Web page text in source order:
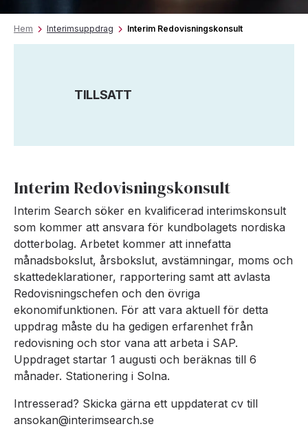
Hem Interimsuppdrag Interim Redovisningskonsult
TILLSATT
Interim Redovisningskonsult
Interim Search söker en kvalificerad interimskonsult
som kommer att ansvara för kundbolagets nordiska
dotterbolag. Arbetet kommer att innefatta
månadsbokslut, årsbokslut, avstämningar, moms och
skattedeklarationer, rapportering samt att avlasta
Redovisningschefen och den övriga
ekonomifunktionen. För att vara aktuell för detta
uppdrag måste du ha gedigen erfarenhet från
redovisning och stor vana att arbeta i SAP.
Uppdraget startar 1 augusti och beräknas till 6
månader. Stationering i Solna.
Intresserad? Skicka gärna ett uppdaterat cv till
ansokan@interimsearch.se